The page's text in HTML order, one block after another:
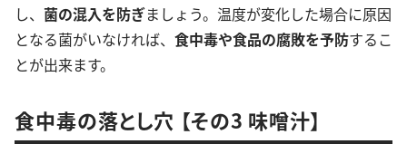
し、 菌の混入を防ぎましょう。温度が変化した場合に原因
となる菌がいなければ、 食中毒や食品の腐敗を予防するこ
とが出来ます。
食中毒の落とし穴 【その3 味噌汁】